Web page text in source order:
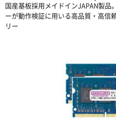
国産基板採用メイドインJAPAN製品
ーが動作検証に用いる高品質・高信
リー